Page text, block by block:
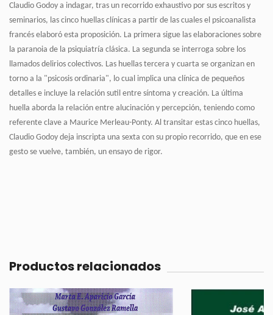
Claudio Godoy a indagar, tras un recorrido exhaustivo por sus escritos y
seminarios, las cinco huellas clínicas a partir de las cuales el psicoanalista
francés elaboró esta proposición. La primera sigue las elaboraciones sobre
la paranoia de la psiquiatría clásica. La segunda se interroga sobre los
llamados delirios colectivos. Las huellas tercera y cuarta se organizan en
torno a la "psicosis ordinaria", lo cual implica una clínica de pequeños
detalles e incluye la relación sutil entre síntoma y creación. La última
huella aborda la relación entre alucinación y percepción, teniendo como
referente clave a Maurice Merleau-Ponty. Al transitar estas cinco huellas,
Claudio Godoy deja inscripta una sexta con su propio recorrido, que en ese
gesto se vuelve, también, un ensayo de rigor.
Productos relacionados